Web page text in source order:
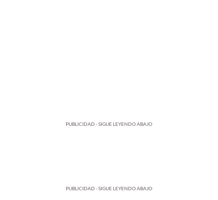
PUBLICIDAD - SIGUE LEYENDO ABAJO
PUBLICIDAD - SIGUE LEYENDO ABAJO